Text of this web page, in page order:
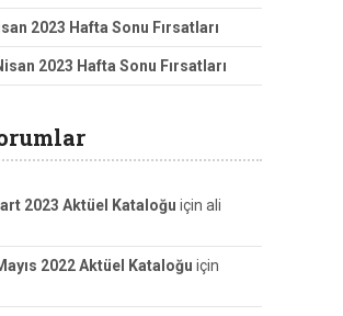
2023 Hafta Sonu Fırsatları
2023 Hafta Sonu Fırsatları
2023 Aktüel Kataloğu için ali
2022 Aktüel Kataloğu için